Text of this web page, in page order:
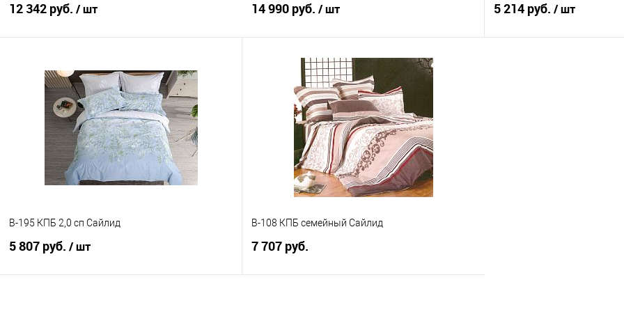
12 342 руб. / шт
Купить в 1 клик
Сравнение
В избранное
В наличии
14 990 руб. / шт
В корзину
Купить в 1 клик
Сравнение
В избранное
В наличии
5 214 руб. / шт
B-195 КПБ 2,0 сп Сайлид
5 807 руб. / шт
B-108 КПБ семейный Сайлид
7 707 руб.